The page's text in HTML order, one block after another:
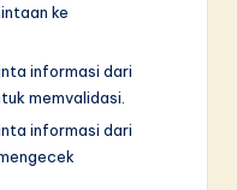
ke
informasi dari
memvalidasi.
informasi dari